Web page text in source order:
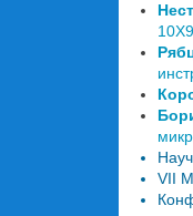
VII